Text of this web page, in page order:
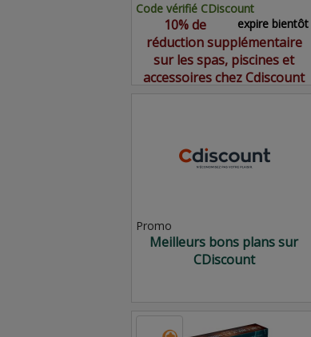
Code vérifié CDiscount
expire bientôt
10% de
réduction supplémentaire
sur les spas, piscines et
accessoires chez Cdiscount
Promo
Meilleurs bons plans sur
CDiscount